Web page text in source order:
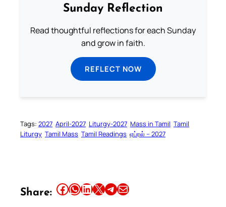
Sunday Reflection
Read thoughtful reflections for each Sunday
and grow in faith.
REFLECT NOW
Tags: 2027 April-2027 Liturgy-2027 Mass in Tamil Tamil
Liturgy Tamil Mass Tamil Readings ஏப்ரல் – 2027
Share: Share this article on Facebook Share this article on WhatsApp Share this article on LinkedIn Share this article on X Share this article on TelegramEmail this Article